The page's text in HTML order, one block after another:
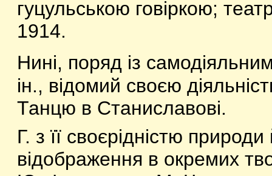
гуцульською говіркою;
1914.
Нині, поряд із
ін., відомий своєю
Танцю в Станиславові.
Г. з її своєрідністю
відображення в окремих